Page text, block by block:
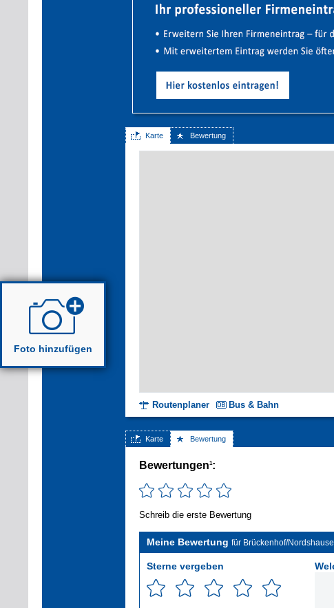
Karte Bewertung
Routenplaner Bus & Bahn
Karte Bewertung
Bewertungen1:
Schreib die erste Bewertung
Meine Bewertung für Brückenhof/
Sterne vergeben
Foto hinzufügen